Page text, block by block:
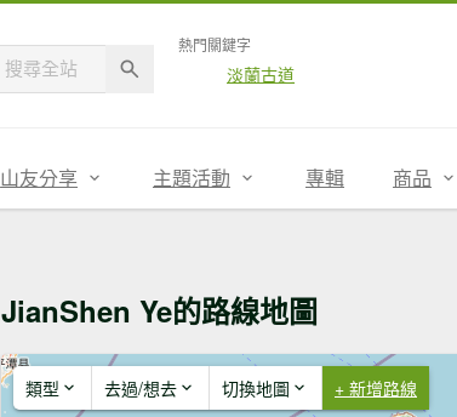
熱門關鍵字
淡蘭古道
山友分享 主題活動 專輯 商品
JianShen Ye的路線地圖
類型 去過/想去 切換地圖 + 新增路線